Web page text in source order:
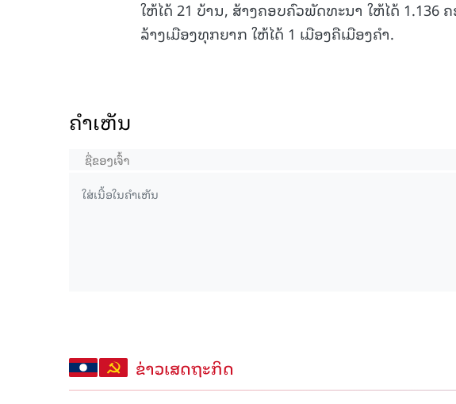
ໃຫ້ໄດ້ 21 ບ້ານ, ສ້າງຄອບຄົວພັດທະນາ ໃຫ້ໄດ້ 1.136
ລ້າງເມືອງທຸກຍາກ ໃຫ້ໄດ້ 1 ເມືອງຄືເມືອງຄໍາ.
ຄໍາເຫັນ
ຂ່າວເສດຖະກິດ